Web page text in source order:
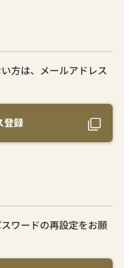
方は、メールアドレス
登録
ワードの再設定をお願